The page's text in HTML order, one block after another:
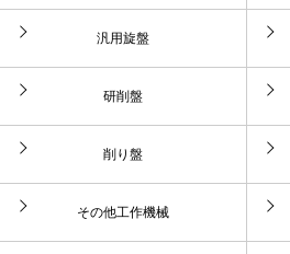
汎用旋盤
研削盤
削り盤
その他工作機械